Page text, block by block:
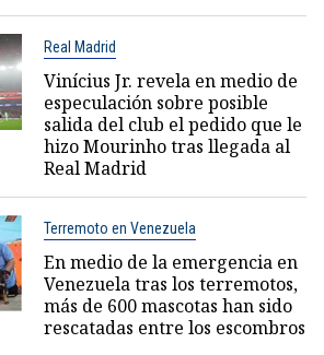
Real Madrid
Vinícius Jr. revela en medio de
especulación sobre posible
salida del club el pedido que le
hizo Mourinho tras llegada al
Real Madrid
Terremoto en Venezuela
En medio de la emergencia en
Venezuela tras los terremotos,
más de 600 mascotas han sido
rescatadas entre los escombros